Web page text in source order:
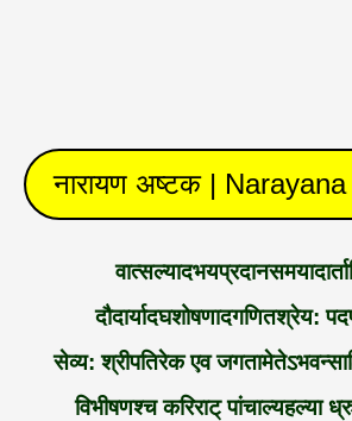
नारायण अष्टक |
दौदार्यादघशोषणादगणितश्रेय:
सेव्य: श्रीपतिरेक एव
विभीषणश्च करिराट्